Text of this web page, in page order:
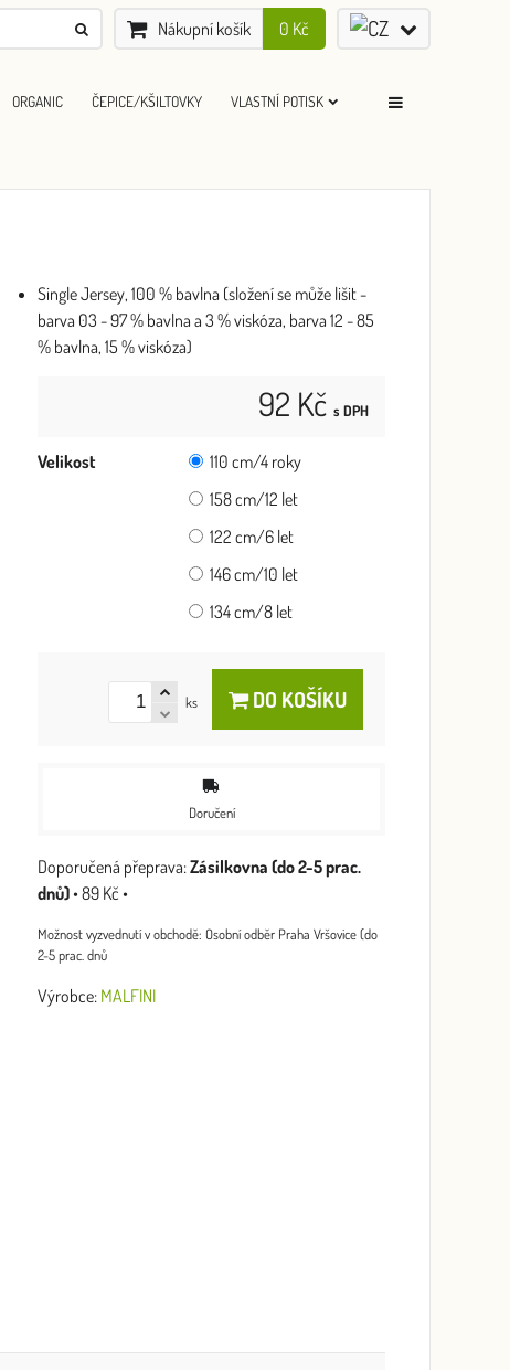
Nákupní košík 0 Kč
ORGANIC ČEPICE/KŠILTOVKY VLASTNÍ POTISK
Single Jersey, 100 % bavlna (složení se může lišit -
barva 03 - 97 % bavlna a 3 % viskóza, barva 12 - 85
% bavlna, 15 % viskóza)
92 Kč s DPH
Velikost
110 cm/4 roky
158 cm/12 let
122 cm/6 let
146 cm/10 let
134 cm/8 let
ks DO KOŠÍKU
Doručení
Zásilkovna (do 2-5 prac.
dnů)•89 Kč •
Osobní odběr Praha Vršovice (do
2-5 prac. dnů
Výrobce: MALFINI